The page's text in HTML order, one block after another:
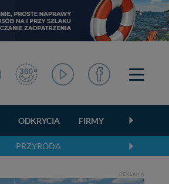
ODKRYCIA FIRMY
PRZYRODA
REKLAMA